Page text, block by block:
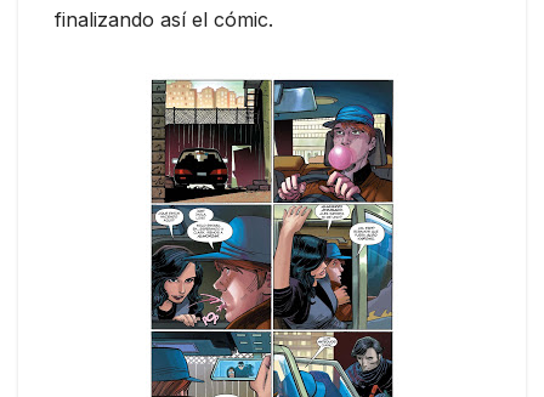
finalizando así el cómic.